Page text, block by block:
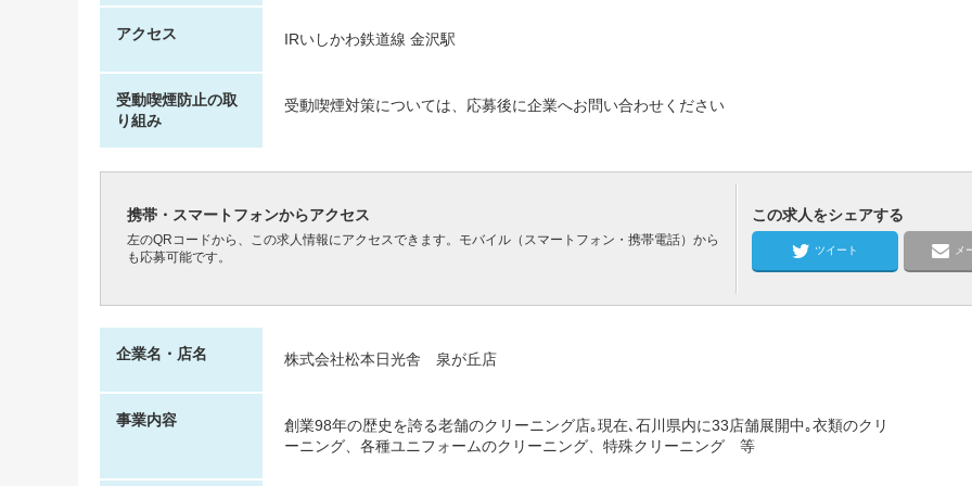
アクセス IRいしかわ鉄道線 金沢駅
受動喫煙防止の取
り組み
受動喫煙対策については、応募後に企業へお問い合わせください
携帯・スマートフォンからアクセス
左のQRコードから、この求人情報にアクセスできます。モバイル（スマートフォン・携帯電話）から
も応募可能です。
この求人をシェアする
ツイート メ
企業名・店名 株式会社松本日光舎 泉が丘店
事業内容
創業98年の歴史を誇る老舗のクリーニング店｡現在､石川県内に33店舗展開中｡衣類のクリ
ーニング、各種ユニフォームのクリーニング、特殊クリーニング 等